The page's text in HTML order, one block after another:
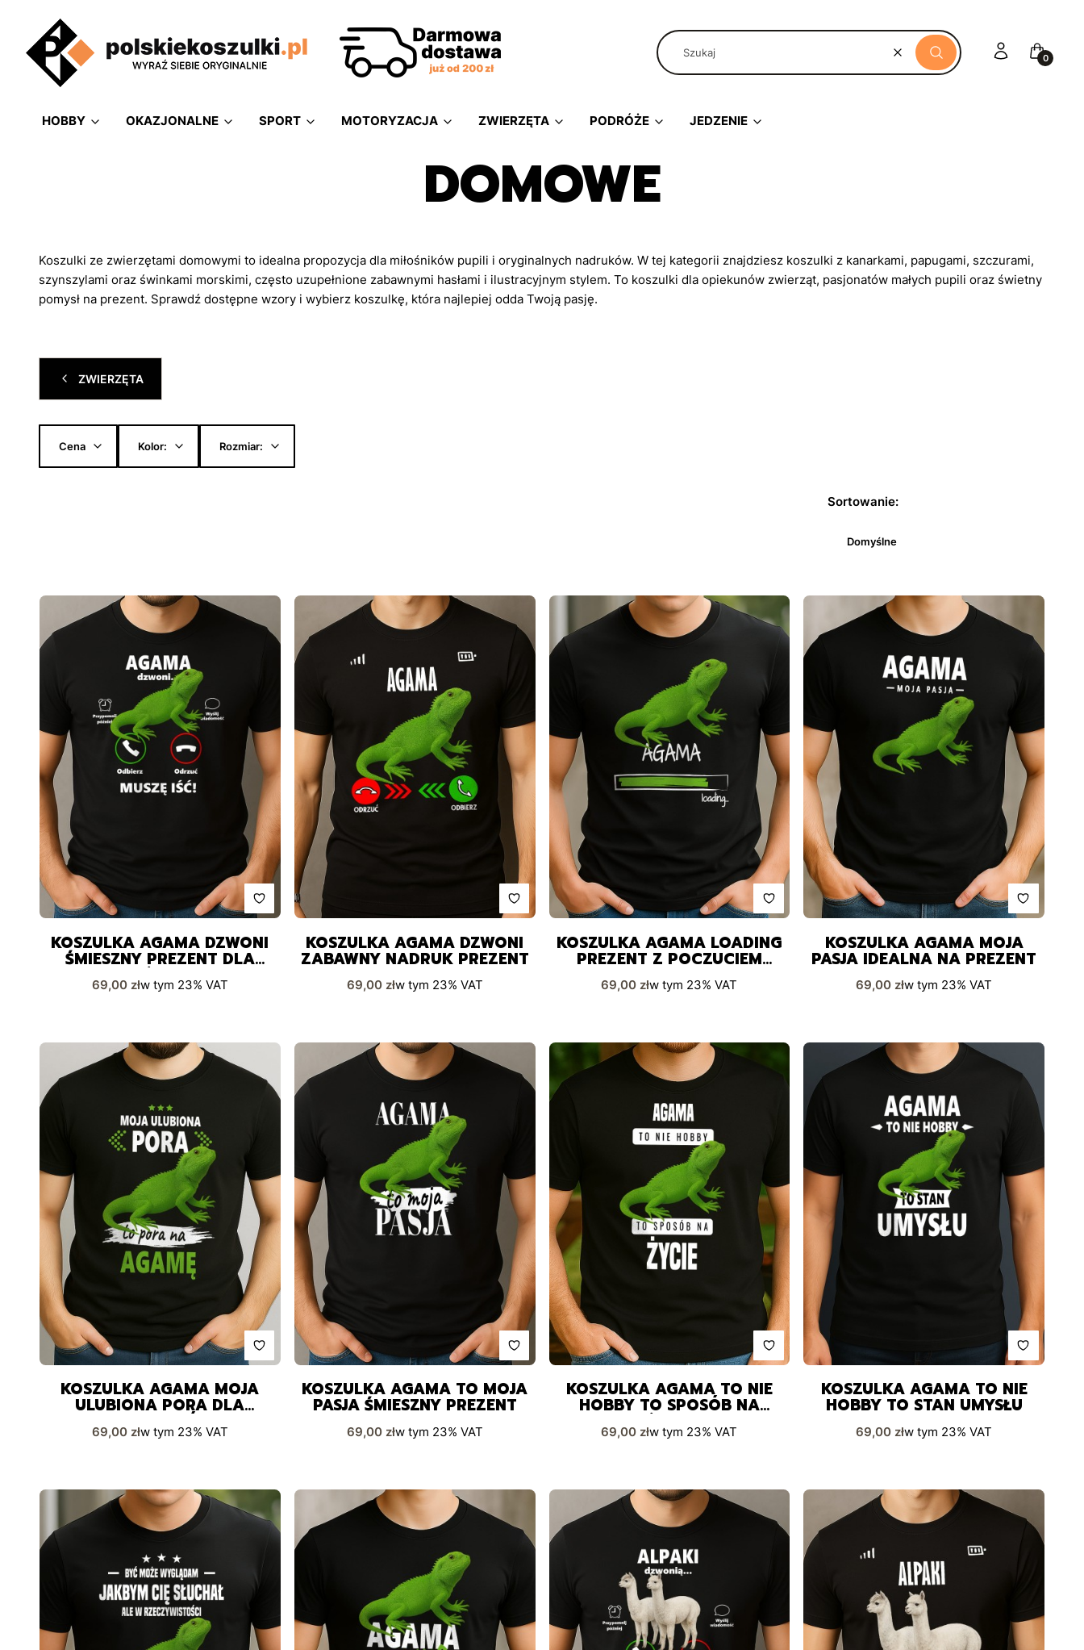
WyczyśćSzukaj
Zaloguj sięKoszyk
HOBBY OKAZJONALNE SPORT MOTORYZACJA ZWIERZĘTA PODRÓŻE JEDZENIE
DOMOWE
Koszulki ze zwierzętami domowymi to idealna propozycja dla miłośników pupili i oryginalnych nadruków. W tej kategorii znajdziesz koszulki z kanarkami, papugami, szczurami,
szynszylami oraz świnkami morskimi, często uzupełnione zabawnymi hasłami i ilustracyjnym stylem. To koszulki dla opiekunów zwierząt, pasjonatów małych pupili oraz świetny
pomysł na prezent. Sprawdź dostępne wzory i wybierz koszulkę, która najlepiej odda Twoją pasję.
ZWIERZĘTA
Cena Kolor: Rozmiar:
Sortowanie:
Domyślne
KOSZULKA AGAMA DZWONI
ŚMIESZNY PREZENT DLA
KAŻDEGO
Cena brutto
69,00 złw tym 23% VAT
KOSZULKA AGAMA DZWONI
ZABAWNY NADRUK PREZENT
Cena brutto
69,00 złw tym 23% VAT
KOSZULKA AGAMA LOADING
PREZENT Z POCZUCIEM
HUMORU
Cena brutto
69,00 złw tym 23%VAT
KOSZULKA AGAMA MOJA
PASJA IDEALNA NA PREZENT
Cena brutto
69,00 złw tym 23%VAT
KOSZULKA AGAMA MOJA
ULUBIONA PORA DLA
PASJONATÓW
Cena brutto
69,00 złw tym 23% VAT
KOSZULKA AGAMA TO MOJA
PASJA ŚMIESZNY PREZENT
Cena brutto
69,00 złw tym 23% VAT
KOSZULKA AGAMA TO NIE
HOBBY TO SPOSÓB NA
ŻYCIE
Cena brutto
69,00 złw tym 23%VAT
KOSZULKA AGAMA TO NIE
HOBBY TO STAN UMYSŁU
Cena brutto
69,00 złw tym 23%VAT